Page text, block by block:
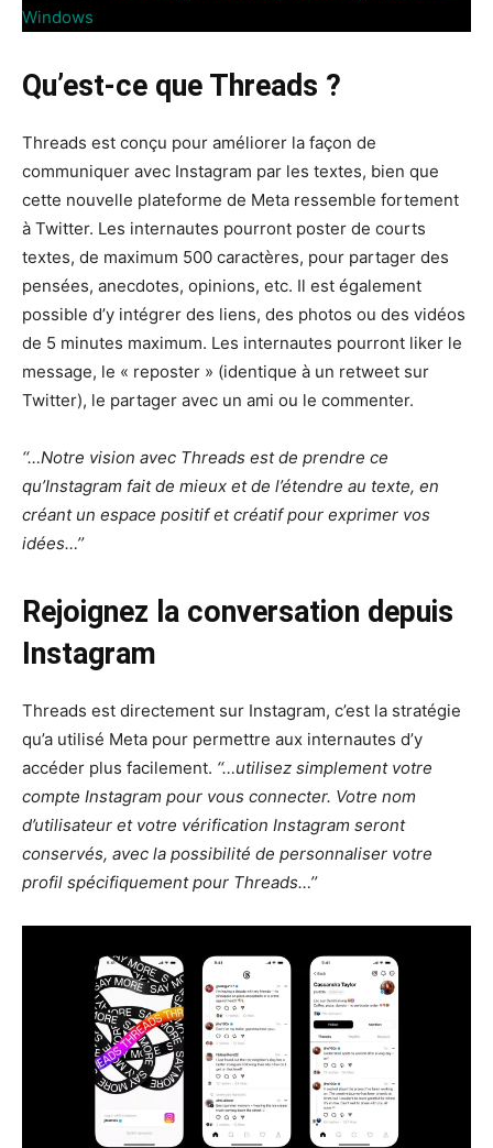
Windows
Qu’est-ce que Threads ?
Threads est conçu pour améliorer la façon de
communiquer avec Instagram par les textes, bien que
cette nouvelle plateforme de Meta ressemble fortement
à Twitter. Les internautes pourront poster de courts
textes, de maximum 500 caractères, pour partager des
pensées, anecdotes, opinions, etc. Il est également
possible d’y intégrer des liens, des photos ou des vidéos
de 5 minutes maximum. Les internautes pourront liker le
message, le « reposter » (identique à un retweet sur
Twitter), le partager avec un ami ou le commenter.
‘‘…Notre vision avec Threads est de prendre ce
qu’Instagram fait de mieux et de l’étendre au texte, en
créant un espace positif et créatif pour exprimer vos
idées…’’
Rejoignez la conversation depuis
Instagram
Threads est directement sur Instagram, c’est la stratégie
qu’a utilisé Meta pour permettre aux internautes d’y
accéder plus facilement. ‘‘…utilisez simplement votre
compte Instagram pour vous connecter. Votre nom
d’utilisateur et votre vérification Instagram seront
conservés, avec la possibilité de personnaliser votre
profil spécifiquement pour Threads…’’